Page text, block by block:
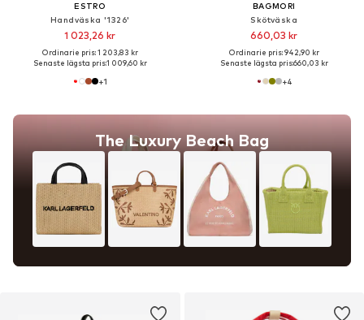
ESTRO
Handväska '1326'
1 023,26 kr
Ordinarie pris: 1 203,83 kr
Senaste lägsta pris:1 009,60 kr
+1
The Luxury Beach Bag
BAGMORI
Skötväska
660,03 kr
Ordinarie pris: 942,90 kr
Senaste lägsta pris:660,03 kr
+4